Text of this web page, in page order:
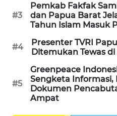
#3
Pemkab Fakfak
dan Papua Barat
Tahun Islam Masuk
#4
Presenter TVRI
Ditemukan Tewas
#5
Greenpeace
Sengketa Informasi,
Dokumen
Ampat
PORTAL
KONSUMEN
FORWAMKI
ALPERKLINAS